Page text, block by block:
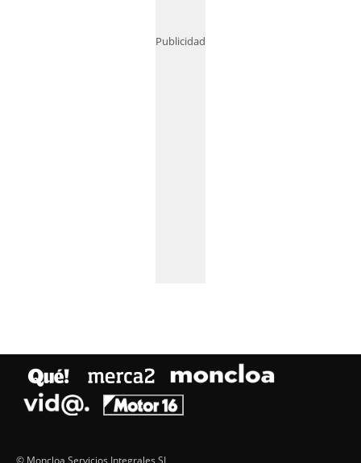
Publicidad
© Moncloa Servicios Integrales SL